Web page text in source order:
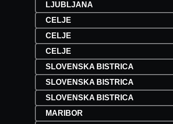
LJUBLJANA
CELJE
CELJE
CELJE
SLOVENSKA BISTRICA
SLOVENSKA BISTRICA
SLOVENSKA BISTRICA
MARIBOR